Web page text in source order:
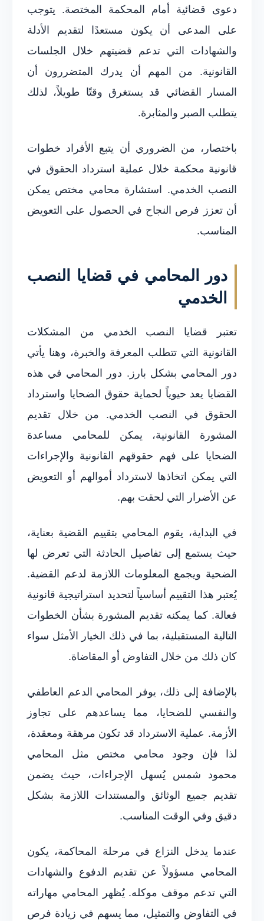
دعوى قضائية أمام المحكمة المختصة. يتوجب
على المدعى أن يكون مستعدًا لتقديم الأدلة
والشهادات التي تدعم قضيتهم خلال الجلسات
القانونية. من المهم أن يدرك المتضررون أن
المسار القضائي قد يستغرق وقتًا طويلاً، لذلك
يتطلب الصبر والمثابرة.
باختصار، من الضروري أن يتبع الأفراد خطوات
قانونية محكمة خلال عملية استرداد الحقوق في
النصب الخدمي. استشارة محامي مختص يمكن
أن تعزز فرص النجاح في الحصول على التعويض
المناسب.
دور المحامي في قضايا النصب
الخدمي
تعتبر قضايا النصب الخدمي من المشكلات
القانونية التي تتطلب المعرفة والخبرة، وهنا يأتي
دور المحامي بشكل بارز. دور المحامي في هذه
القضايا يعد حيوياً لحماية حقوق الضحايا واسترداد
الحقوق في النصب الخدمي. من خلال تقديم
المشورة القانونية، يمكن للمحامي مساعدة
الضحايا على فهم حقوقهم القانونية والإجراءات
التي يمكن اتخاذها لاسترداد أموالهم أو التعويض
عن الأضرار التي لحقت بهم.
في البداية، يقوم المحامي بتقييم القضية بعناية،
حيث يستمع إلى تفاصيل الحادثة التي تعرض لها
الضحية ويجمع المعلومات اللازمة لدعم القضية.
يُعتبر هذا التقييم أساسياً لتحديد استراتيجية قانونية
فعالة. كما يمكنه تقديم المشورة بشأن الخطوات
التالية المستقبلية، بما في ذلك الخيار الأمثل سواء
كان ذلك من خلال التفاوض أو المقاضاة.
بالإضافة إلى ذلك، يوفر المحامي الدعم العاطفي
والنفسي للضحايا، مما يساعدهم على تجاوز
الأزمة. عملية الاسترداد قد تكون مرهقة ومعقدة،
لذا فإن وجود محامي مختص مثل المحامي
محمود شمس يُسهل الإجراءات، حيث يضمن
تقديم جميع الوثائق والمستندات اللازمة بشكل
دقيق وفي الوقت المناسب.
عندما يدخل النزاع في مرحلة المحاكمة، يكون
المحامي مسؤولاً عن تقديم الدفوع والشهادات
التي تدعم موقف موكله. يُظهر المحامي مهاراته
في التفاوض والتمثيل، مما يسهم في زيادة فرص